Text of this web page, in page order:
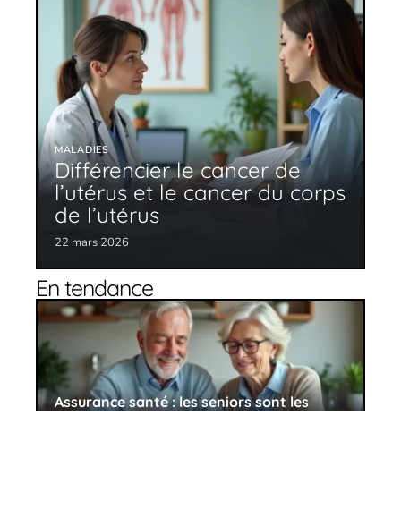
MALADIES
Différencier le cancer de
l’utérus et le cancer du corps
de l’utérus
22 mars 2026
En tendance
Assurance santé : les seniors sont les
mieux couverts